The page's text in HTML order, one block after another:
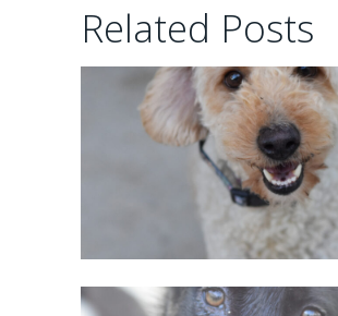
Related Posts
02/06/2026